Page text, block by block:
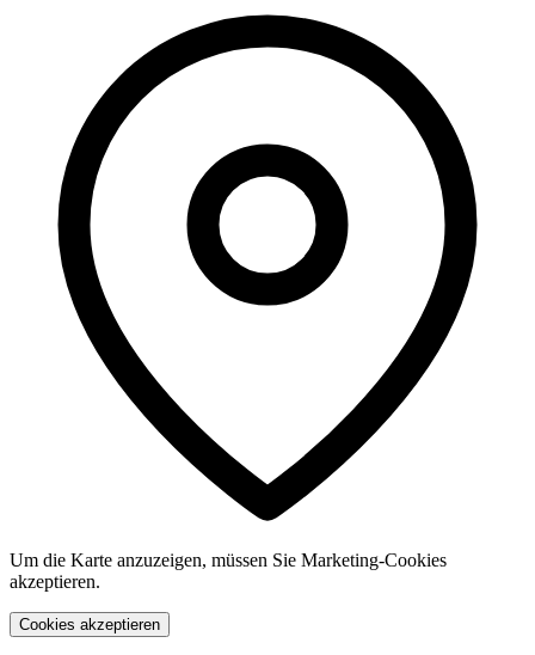
Um die Karte anzuzeigen, müssen Sie Marketing-Cookies
akzeptieren.
Cookies akzeptieren